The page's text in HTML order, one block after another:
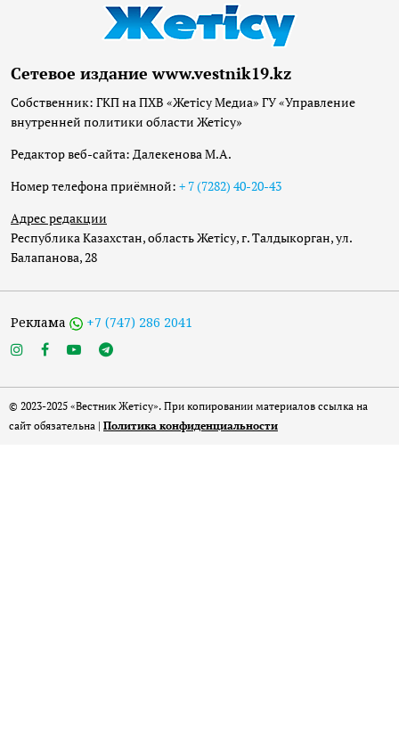
Сетевое издание www.vestnik19.kz
Собственник: ГКП на ПХВ «Жетісу Медиа» ГУ «Управление
внутренней политики области Жетісу»
Редактор веб-сайта: Далекенова М.А.
Номер телефона приёмной: + 7 (7282) 40-20-43
Адрес редакции
Республика Казахстан, область Жетісу, г. Талдыкорган, ул.
Балапанова, 28
Реклама +7 (747) 286 2041
© 2023-2025 «Вестник Жетісу». При копировании материалов ссылка на
сайт обязательна | Политика конфиденциальности